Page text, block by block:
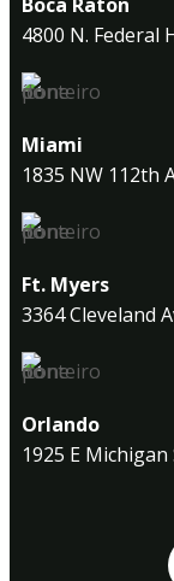
4800 N. Federal
Miami
1835 NW 112th
Ft. Myers
3364 Cleveland
Orlando
1925 E